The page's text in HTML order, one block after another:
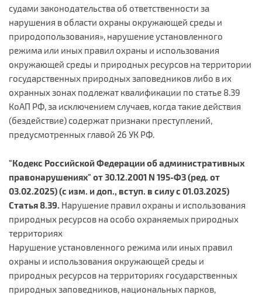
судами законодательства об ответственности за
нарушения в области охраны окружающей среды и
природопользования», нарушение установленного
режима или иных правил охраны и использования
окружающей среды и природных ресурсов на территории
государственных природных заповедников либо в их
охранных зонах подлежат квалификации по статье 8.39
КоАП РФ, за исключением случаев, когда такие действия
(бездействие) содержат признаки преступлений,
предусмотренных главой 26 УК РФ.
"Кодекс Российской Федерации об административных
правонарушениях" от 30.12.2001 N 195-ФЗ (ред. от
03.02.2025) (с изм. и доп., вступ. в силу с 01.03.2025)
Статья 8.39. Нарушение правил охраны и использования
природных ресурсов на особо охраняемых природных
территориях
Нарушение установленного режима или иных правил
охраны и использования окружающей среды и
природных ресурсов на территориях государственных
природных заповедников, национальных парков,